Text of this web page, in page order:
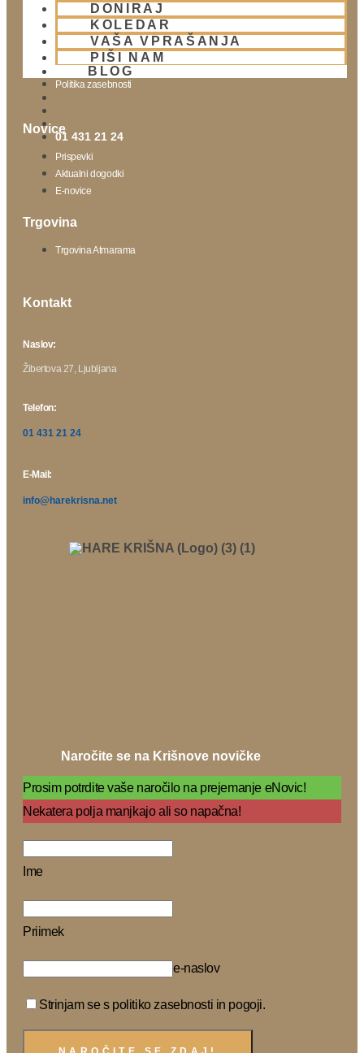
DONIRAJ
KOLEDAR
VAŠA VPRAŠANJA
PIŠI NAM
BLOG
01 431 21 24
Lokacija
Urnik templja
Nedeljsko srečanje
Parkiranje
Politika zasebnosti
Novice
Prispevki
Aktualni dogodki
E-novice
Trgovina
Trgovina Atmarama
Kontakt
Naslov:
Žibertova 27, Ljubljana
Telefon:
01 431 21 24
E-Mail:
info@harekrisna.net
Naročite se na Krišnove novičke
Prosim potrdite vaše naročilo na prejemanje eNovic!
Nekatera polja manjkajo ali so napačna!
Ime
Priimek
e-naslov
Strinjam se s politiko zasebnosti in pogoji.